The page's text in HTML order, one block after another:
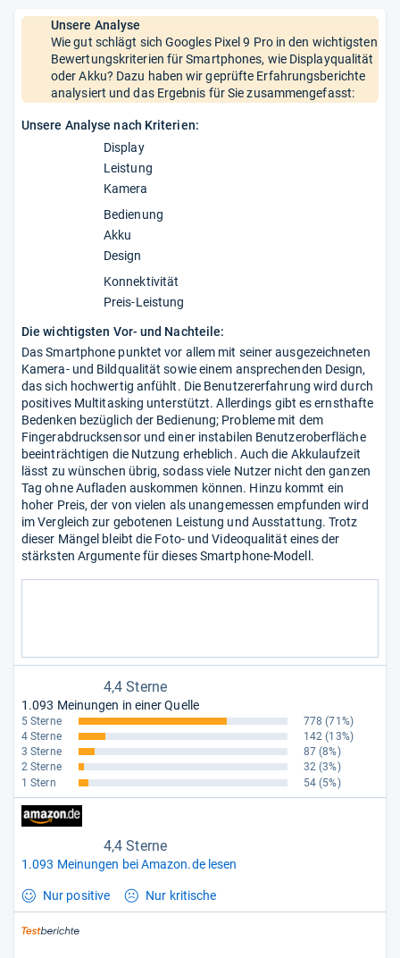
Unsere Analyse
Wie gut schlägt sich Googles Pixel 9 Pro in den wichtigsten
Bewertungskriterien für Smartphones, wie Displayqualität
oder Akku? Dazu haben wir geprüfte Erfahrungsberichte
analysiert und das Ergebnis für Sie zusammengefasst:
Unsere Analyse nach Kriterien:
Display
Leistung
Kamera
Bedienung
Akku
Design
Konnektivität
Preis-Leistung
Die wichtigsten Vor- und Nachteile:
Das Smartphone punktet vor allem mit seiner ausgezeichneten
Kamera- und Bildqualität sowie einem ansprechenden Design,
das sich hochwertig anfühlt. Die Benutzererfahrung wird durch
positives Multitasking unterstützt. Allerdings gibt es ernsthafte
Bedenken bezüglich der Bedienung; Probleme mit dem
Fingerabdrucksensor und einer instabilen Benutzeroberfläche
beeinträchtigen die Nutzung erheblich. Auch die Akkulaufzeit
lässt zu wünschen übrig, sodass viele Nutzer nicht den ganzen
Tag ohne Aufladen auskommen können. Hinzu kommt ein
hoher Preis, der von vielen als unangemessen empfunden wird
im Vergleich zur gebotenen Leistung und Ausstattung. Trotz
dieser Mängel bleibt die Foto- und Videoqualität eines der
stärksten Argumente für dieses Smartphone-Modell.
4,4 Sterne
1.093 Meinungen in einer Quelle
5 Sterne 778 (71%)
4 Sterne
142 (13%)
3 Sterne
87 (8%)
2 Sterne
32 (3%)
1 Stern
54 (5%)
4,4 Sterne
1.093 Meinungen bei Amazon.de lesen
Nur positive Nur kritische